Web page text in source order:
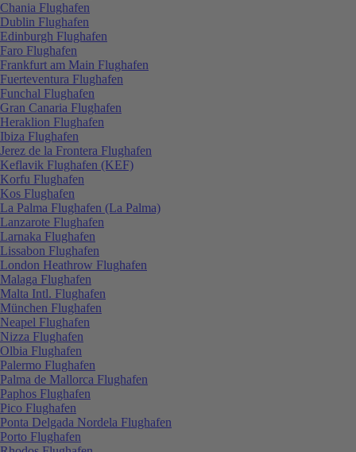
Chania Flughafen
Dublin Flughafen
Edinburgh Flughafen
Faro Flughafen
Frankfurt am Main Flughafen
Fuerteventura Flughafen
Funchal Flughafen
Gran Canaria Flughafen
Heraklion Flughafen
Ibiza Flughafen
Jerez de la Frontera Flughafen
Keflavik Flughafen (KEF)
Korfu Flughafen
Kos Flughafen
La Palma Flughafen (La Palma)
Lanzarote Flughafen
Larnaka Flughafen
Lissabon Flughafen
London Heathrow Flughafen
Malaga Flughafen
Malta Intl. Flughafen
München Flughafen
Neapel Flughafen
Nizza Flughafen
Olbia Flughafen
Palermo Flughafen
Palma de Mallorca Flughafen
Paphos Flughafen
Pico Flughafen
Ponta Delgada Nordela Flughafen
Porto Flughafen